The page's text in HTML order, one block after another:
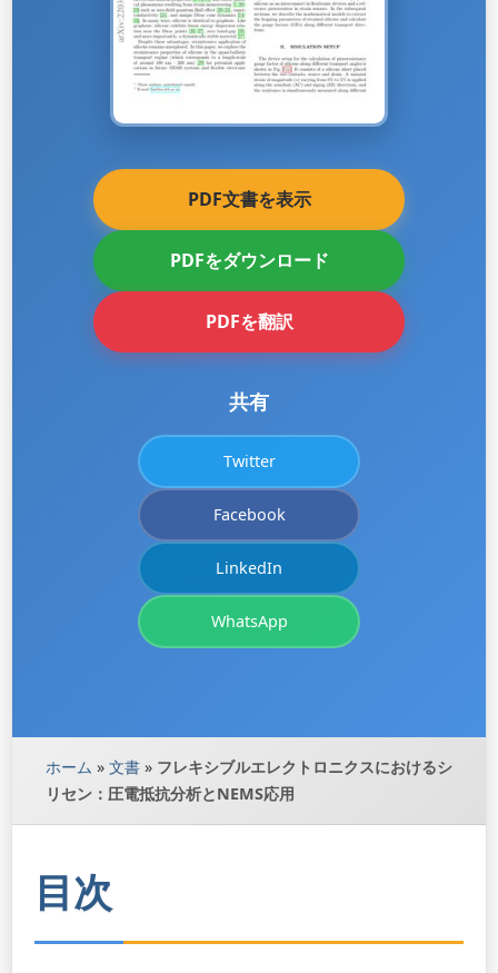
PDF文書を表示
PDFをダウンロード
PDFを翻訳
共有
Twitter
Facebook
LinkedIn
WhatsApp
ホーム » 文書 » フレキシブルエレクトロニクスにおけるシ
リセン：圧電抵抗分析とNEMS応用
目次